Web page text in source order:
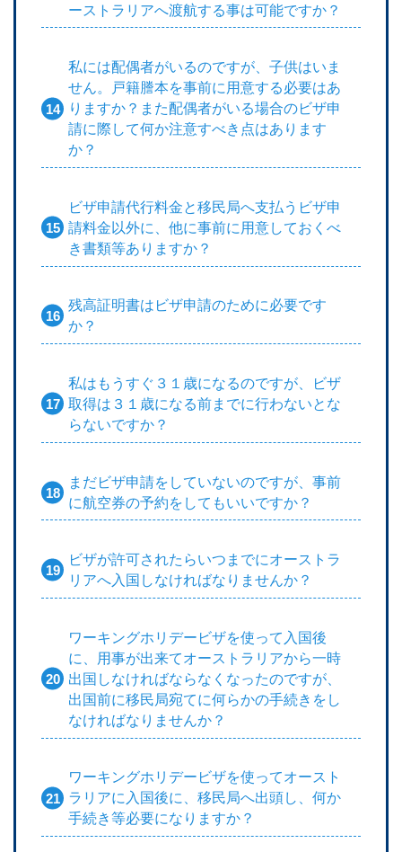
ーストラリアへ渡航する事は可能ですか？
私には配偶者がいるのですが、子供はいま
せん。戸籍謄本を事前に用意する必要はあ
りますか？また配偶者がいる場合のビザ申
請に際して何か注意すべき点はあります
か？
ビザ申請代行料金と移民局へ支払うビザ申
請料金以外に、他に事前に用意しておくべ
き書類等ありますか？
残高証明書はビザ申請のために必要です
か？
私はもうすぐ３１歳になるのですが、ビザ
取得は３１歳になる前までに行わないとな
らないですか？
まだビザ申請をしていないのですが、事前
に航空券の予約をしてもいいですか？
ビザが許可されたらいつまでにオーストラ
リアへ入国しなければなりませんか？
ワーキングホリデービザを使って入国後
に、用事が出来てオーストラリアから一時
出国しなければならなくなったのですが、
出国前に移民局宛てに何らかの手続きをし
なければなりませんか？
ワーキングホリデービザを使ってオースト
ラリアに入国後に、移民局へ出頭し、何か
手続き等必要になりますか？